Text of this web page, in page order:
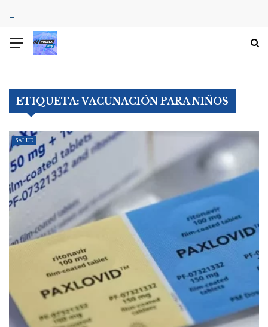
ETIQUETA:VACUNACIÓN PARA NIÑOS
SALUD